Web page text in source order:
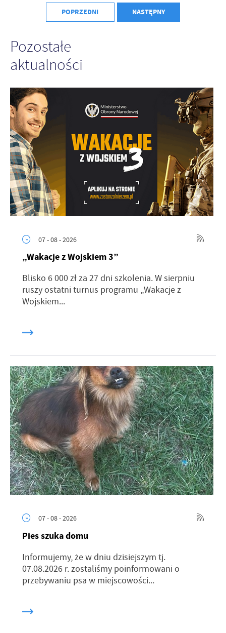
POPRZEDNI NASTĘPNY
Pozostałe
aktualności
07 - 08 - 2026
„Wakacje z Wojskiem 3”
Blisko 6 000 zł za 27 dni szkolenia. W sierpniu
ruszy ostatni turnus programu „Wakacje z
Wojskiem...
07 - 08 - 2026
Pies szuka domu
Informujemy, że w dniu dzisiejszym tj.
07.08.2026 r. zostaliśmy poinformowani o
przebywaniu psa w miejscowości...